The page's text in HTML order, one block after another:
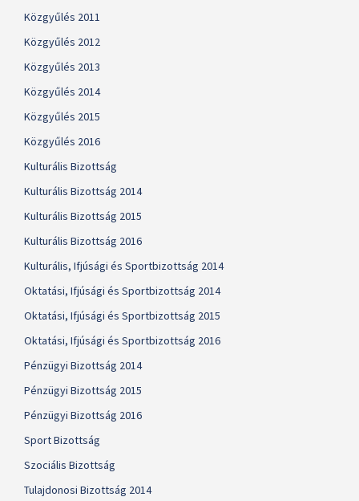
Közgyűlés 2011
Közgyűlés 2012
Közgyűlés 2013
Közgyűlés 2014
Közgyűlés 2015
Közgyűlés 2016
Kulturális Bizottság
Kulturális Bizottság 2014
Kulturális Bizottság 2015
Kulturális Bizottság 2016
Kulturális, Ifjúsági és Sportbizottság 2014
Oktatási, Ifjúsági és Sportbizottság 2014
Oktatási, Ifjúsági és Sportbizottság 2015
Oktatási, Ifjúsági és Sportbizottság 2016
Pénzügyi Bizottság 2014
Pénzügyi Bizottság 2015
Pénzügyi Bizottság 2016
Sport Bizottság
Szociális Bizottság
Tulajdonosi Bizottság 2014